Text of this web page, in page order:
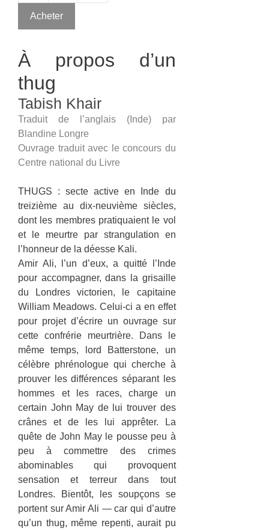
Acheter
À propos d’un
thug
Tabish Khair
Traduit de l’anglais (Inde) par
Blandine Longre
Ouvrage traduit avec le concours du
Centre national du Livre
THUGS : secte active en Inde du
treizième au dix-neuvième siècles,
dont les membres pratiquaient le vol
et le meurtre par strangulation en
l’honneur de la déesse Kali.
Amir Ali, l’un d’eux, a quitté l’Inde
pour accompagner, dans la grisaille
du Londres victorien, le capitaine
William Meadows. Celui-ci a en effet
pour projet d’écrire un ouvrage sur
cette confrérie meurtrière. Dans le
même temps, lord Batterstone, un
célèbre phrénologue qui cherche à
prouver les différences séparant les
hommes et les races, charge un
certain John May de lui trouver des
crânes et de les lui apprêter. La
quête de John May le pousse peu à
peu à commettre des crimes
abominables qui provoquent
sensation et terreur dans tout
Londres. Bientôt, les soupçons se
portent sur Amir Ali — car qui d’autre
qu’un thug, même repenti, aurait pu